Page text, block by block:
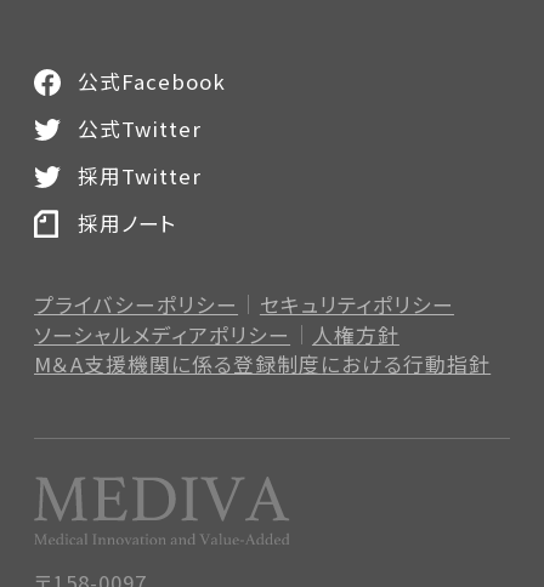
プライバシーポリシー
セキュリティポリシー
ソーシャルメディアポリシー
人権方針
M＆A支援機関に係る登録制度における行動指針
公式Facebook
公式Twitter
採用Twitter
採用ノート